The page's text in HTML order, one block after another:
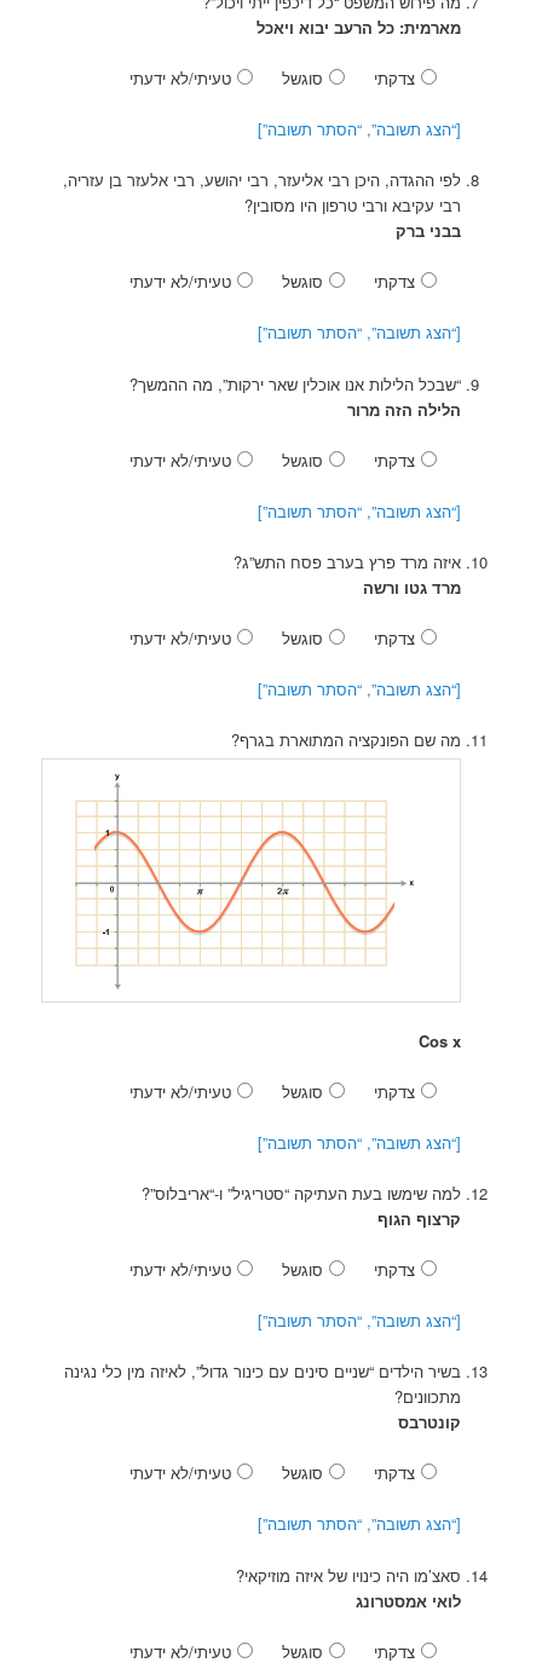
מארמית: כל הרעב יבוא ויאכל
צדקתי סוגשל טעיתי/לא ידעתי
[“הצג תשובה”, “הסתר תשובה”]
לפי ההגדה, היכן רבי אליעזר, רבי יהושע, רבי אלעזר בן עזריה,
רבי עקיבא ורבי טרפון היו מסובין?
בבני ברק
צדקתי סוגשל טעיתי/לא ידעתי
[“הצג תשובה”, “הסתר תשובה”]
“שבכל הלילות אנו אוכלין שאר ירקות”, מה ההמשך?
הלילה הזה מרור
צדקתי סוגשל טעיתי/לא ידעתי
[“הצג תשובה”, “הסתר תשובה”]
איזה מרד פרץ בערב פסח התש”ג?
מרד גטו ורשה
צדקתי סוגשל טעיתי/לא ידעתי
[“הצג תשובה”, “הסתר תשובה”]
מה שם הפונקציה המתוארת בגרף?
Cos x
צדקתי סוגשל טעיתי/לא ידעתי
[“הצג תשובה”, “הסתר תשובה”]
למה שימשו בעת העתיקה “סטריגיל” ו-“אריבלוס”?
קרצוף הגוף
צדקתי סוגשל טעיתי/לא ידעתי
[“הצג תשובה”, “הסתר תשובה”]
בשיר הילדים “שניים סינים עם כינור גדול”, לאיזה מין כלי נגינה
מתכוונים?
קונטרבס
צדקתי סוגשל טעיתי/לא ידעתי
[“הצג תשובה”, “הסתר תשובה”]
סאצ’מו היה כינויו של איזה מוזיקאי?
לואי אמסטרונג
צדקתי סוגשל טעיתי/לא ידעתי